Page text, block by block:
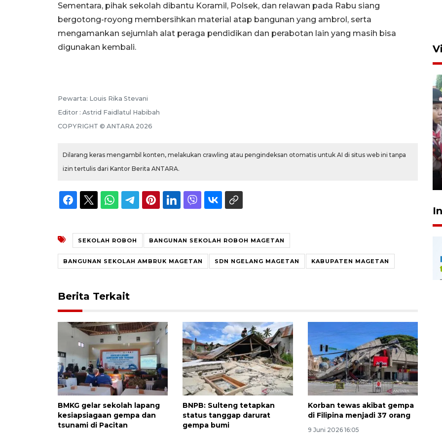
Sementara, pihak sekolah dibantu Koramil, Polsek, dan relawan pada Rabu siang
bergotong-royong membersihkan material atap bangunan yang ambrol, serta
mengamankan sejumlah alat peraga pendidikan dan perabotan lain yang masih bisa
digunakan kembali.
Pewarta: Louis Rika Stevani
Editor : Astrid Faidlatul Habibah
COPYRIGHT © ANTARA 2026
Dilarang keras mengambil konten, melakukan crawling atau pengindeksan otomatis untuk AI di situs web ini tanpa
izin tertulis dari Kantor Berita ANTARA.
SEKOLAH ROBOH BANGUNAN SEKOLAH ROBOH MAGETAN
BANGUNAN SEKOLAH AMBRUK MAGETAN SDN NGELANG MAGETAN KABUPATEN MAGETAN
Berita Terkait
BMKG gelar sekolah lapang
kesiapsiagaan gempa dan
tsunami di Pacitan
BNPB: Sulteng tetapkan
status tanggap darurat
gempa bumi
Korban tewas akibat gempa
di Filipina menjadi 37 orang
9 Juni 2026 16:05
Desa Tangguh Bencana di